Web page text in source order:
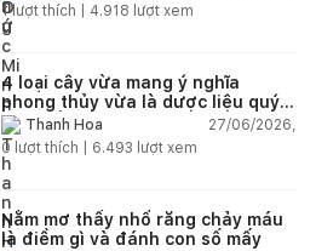
1lượt thích | 4.918 lượt xem
4 loại cây vừa mang ý nghĩa
phong thủy vừa là dược liệu quý
nên trồng trong nhà
Thanh Hoa
27/06/2026,
0 lượt thích | 6.493 lượt xem
Nằm mơ thấy nhổ răng chảy máu
là điềm gì và đánh con số mấy